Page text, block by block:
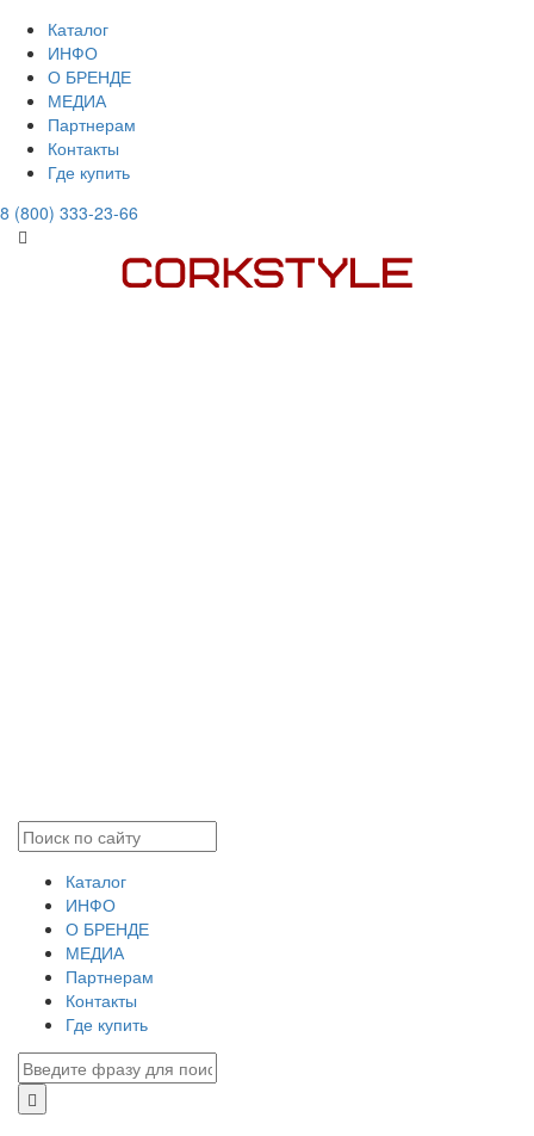
Каталог
ИНФО
О БРЕНДЕ
МЕДИА
Партнерам
Контакты
Где купить
8 (800) 333-23-66
Каталог
ИНФО
О БРЕНДЕ
МЕДИА
Партнерам
Контакты
Где купить